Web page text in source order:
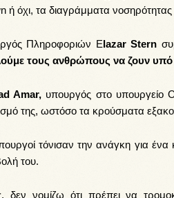
ή όχι, τα διαγράμματα νοσηρότητας
Πληροφοριών Elazar Stern
τους ανθρώπους να ζουν υπό
Amar, υπουργός στο υπουργείο
της, ωστόσο τα κρούσματα
τόνισαν την ανάγκη για
του.
δεν νομίζω ότι πρέπει να